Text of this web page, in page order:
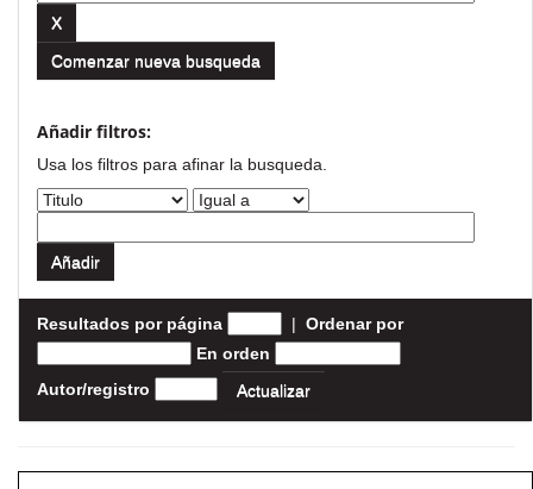
Comenzar nueva busqueda
Añadir filtros:
Usa los filtros para afinar la busqueda.
Resultados por página | Ordenar por
En orden
Autor/registro